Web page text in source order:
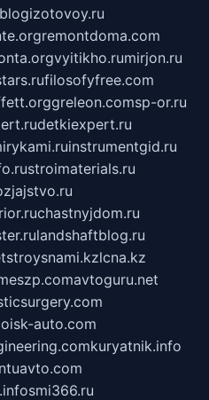
blogizotovoy.ru
remontdoma.com
vyitikho.rumirjon.ru
filosofyfree.com
greleon.comsp-or.ru
detkiexpert.ru
instrumentgid.ru
stroimaterials.ru
chastnyjdom.ru
landshaftblog.ru
stroysnami.kzlcna.kz
avtoguru.net
auto.com
kuryatnik.info
smi366.ru